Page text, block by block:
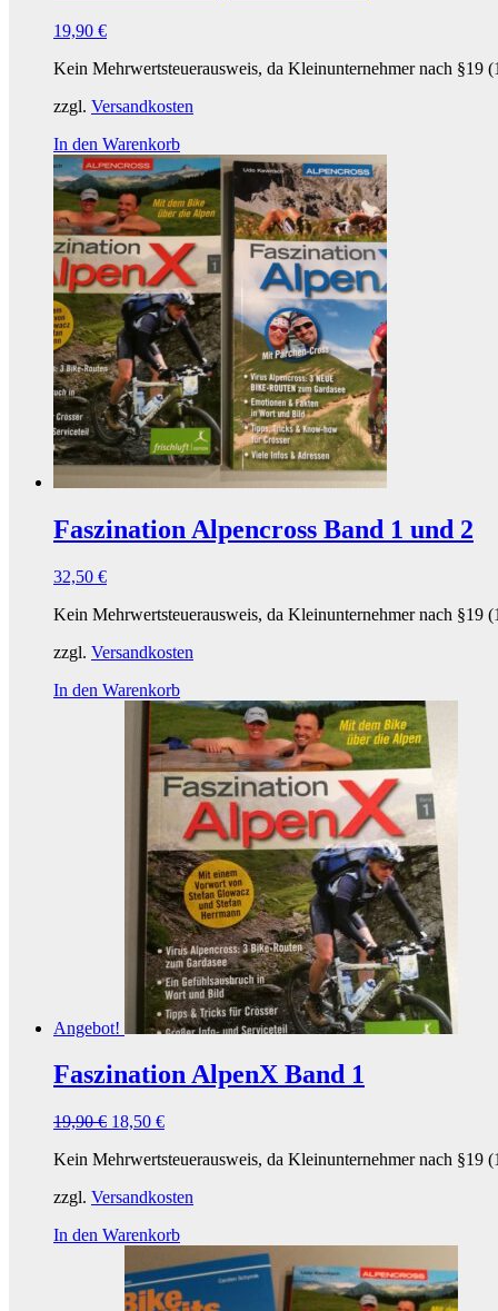
19,90 €
Kein Mehrwertsteuerausweis, da Kleinunternehmer nach §19
zzgl. Versandkosten
In den Warenkorb
Faszination Alpencross Band 1 und 2
32,50 €
Kein Mehrwertsteuerausweis, da Kleinunternehmer nach §19
zzgl. Versandkosten
In den Warenkorb
Angebot!
Faszination AlpenX Band 1
19,90€ 18,50 €
Kein Mehrwertsteuerausweis, da Kleinunternehmer nach §19
zzgl. Versandkosten
In den Warenkorb